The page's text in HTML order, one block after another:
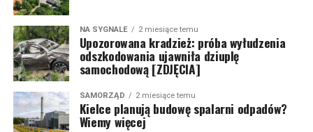
NA SYGNALE 2 miesiące temu
Upozorowana kradzież: próba wyłudzenia
odszkodowania ujawniła dziuplę
samochodową [ZDJĘCIA]
SAMORZĄD 2 miesiące temu
Kielce planują budowę spalarni odpadów?
Wiemy więcej